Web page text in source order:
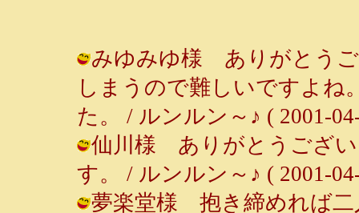
みゆみゆ様 ありがとうご
しまうので難しいですよね
た。 / ルンルン～♪ ( 2001-
仙川様 ありがとうござい
す。 / ルンルン～♪ ( 2001-
夢楽堂様 抱き締めれば二